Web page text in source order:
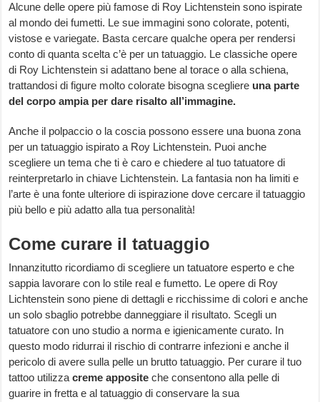
Alcune delle opere più famose di Roy Lichtenstein sono ispirate
al mondo dei fumetti. Le sue immagini sono colorate, potenti,
vistose e variegate. Basta cercare qualche opera per rendersi
conto di quanta scelta c’è per un tatuaggio. Le classiche opere
di Roy Lichtenstein si adattano bene al torace o alla schiena,
trattandosi di figure molto colorate bisogna scegliere una parte
del corpo ampia per dare risalto all’immagine.
Anche il polpaccio o la coscia possono essere una buona zona
per un tatuaggio ispirato a Roy Lichtenstein. Puoi anche
scegliere un tema che ti è caro e chiedere al tuo tatuatore di
reinterpretarlo in chiave Lichtenstein. La fantasia non ha limiti e
l’arte è una fonte ulteriore di ispirazione dove cercare il tatuaggio
più bello e più adatto alla tua personalità!
Come curare il tatuaggio
Innanzitutto ricordiamo di scegliere un tatuatore esperto e che
sappia lavorare con lo stile real e fumetto. Le opere di Roy
Lichtenstein sono piene di dettagli e ricchissime di colori e anche
un solo sbaglio potrebbe danneggiare il risultato. Scegli un
tatuatore con uno studio a norma e igienicamente curato. In
questo modo ridurrai il rischio di contrarre infezioni e anche il
pericolo di avere sulla pelle un brutto tatuaggio. Per curare il tuo
tattoo utilizzacreme apposite che consentono alla pelle di
guarire in fretta e al tatuaggio di conservare la sua